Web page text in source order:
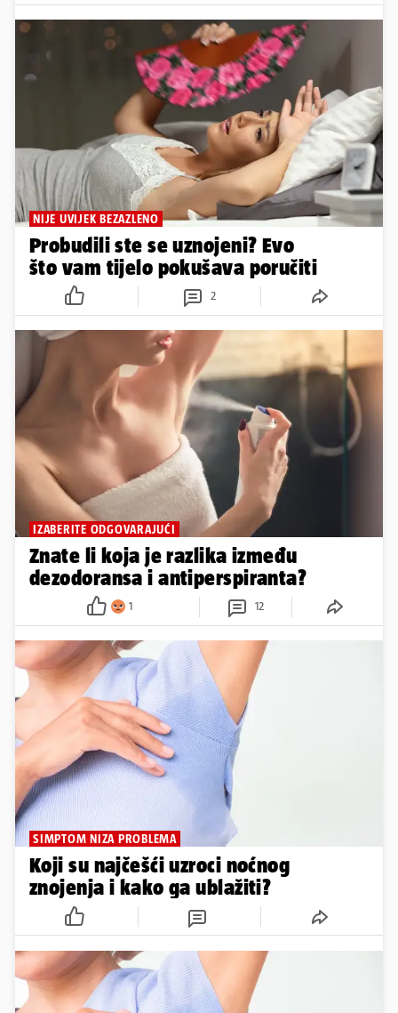
NIJE UVIJEK BEZAZLENO
Probudili ste se uznojeni? Evo
što vam tijelo pokušava poručiti
2
IZABERITE ODGOVARAJUĆI
Znate li koja je razlika između
dezodoransa i antiperspiranta?
1 12
SIMPTOM NIZA PROBLEMA
Koji su najčešći uzroci noćnog
znojenja i kako ga ublažiti?